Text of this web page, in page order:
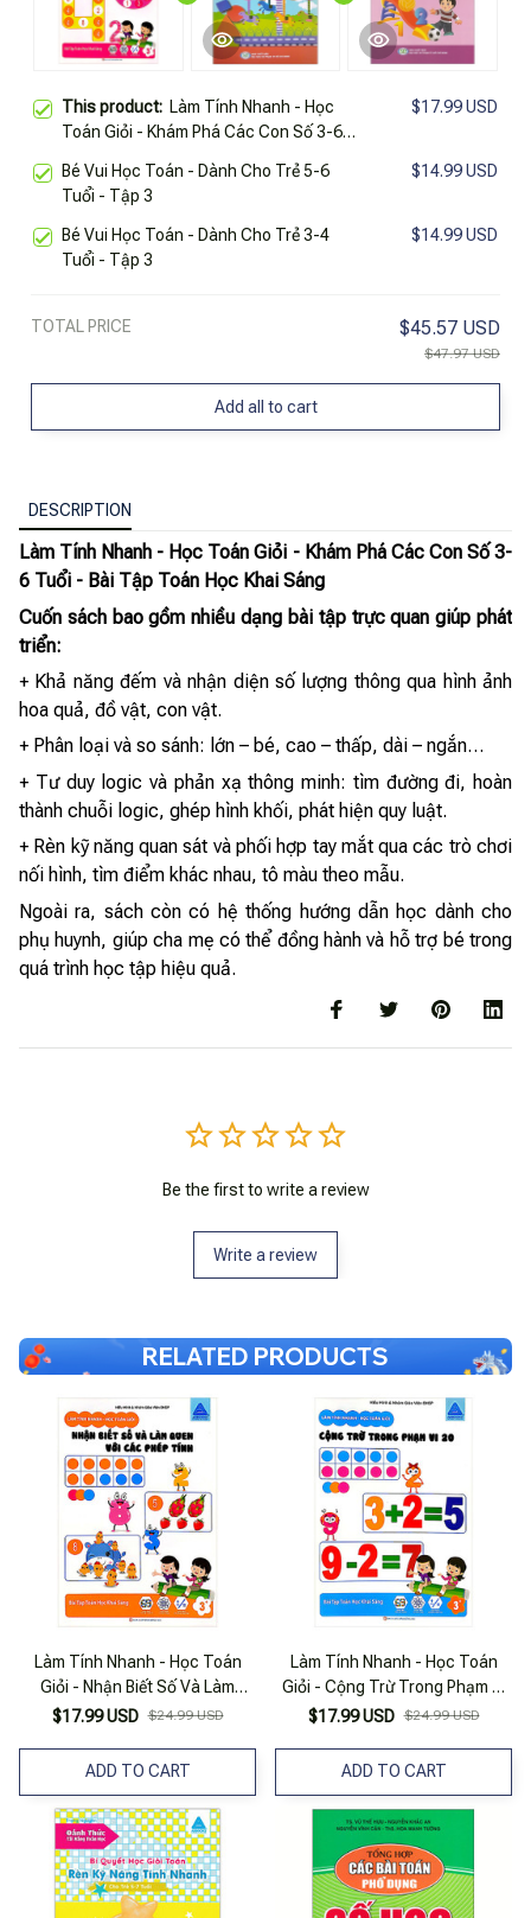
This product: Làm Tính Nhanh - Học
Toán Giỏi - Khám Phá Các Con Số 3-6
$17.99 USD
Bé Vui Học Toán - Dành Cho Trẻ 5-6
Tuổi - Tập 3
$14.99 USD
Bé Vui Học Toán - Dành Cho Trẻ 3-4
Tuổi - Tập 3
$14.99 USD
TOTAL PRICE $45.57 USD
$47.97 USD
Add all to cart
DESCRIPTION
Làm Tính Nhanh - Học Toán Giỏi - Khám Phá Các Con Số 3-
6 Tuổi - Bài Tập Toán Học Khai Sáng
Cuốn sách bao gồm nhiều dạng bài tập trực quan giúp phát
triển:
+ Khả năng đếm và nhận diện số lượng thông qua hình ảnh
hoa quả, đồ vật, con vật.
+ Phân loại và so sánh: lớn – bé, cao – thấp, dài – ngắn…
+ Tư duy logic và phản xạ thông minh: tìm đường đi, hoàn
thành chuỗi logic, ghép hình khối, phát hiện quy luật.
+ Rèn kỹ năng quan sát và phối hợp tay mắt qua các trò chơi
nối hình, tìm điểm khác nhau, tô màu theo mẫu.
Ngoài ra, sách còn có hệ thống hướng dẫn học dành cho
phụ huynh, giúp cha mẹ có thể đồng hành và hỗ trợ bé trong
quá trình học tập hiệu quả.
Be the first to write a review
Write a review
RELATED PRODUCTS
Làm Tính Nhanh - Học Toán
Giỏi - Nhận Biết Số Và Làm
Quen Với Các Phép Tính - Bài
$17.99 USD $24.99 USD
ADD TO CART
Làm Tính Nhanh - Học Toán
Giỏi - Cộng Trừ Trong Phạm Vi
20 - Bài Tập Toán Học Khai
$17.99 USD $24.99 USD
ADD TO CART